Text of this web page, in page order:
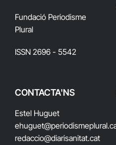
Fundació Periodisme
Plural
ISSN 2696 - 5542
CONTACTA'NS
Estel Huguet
ehuguet
redaccio@diarisanitat.cat